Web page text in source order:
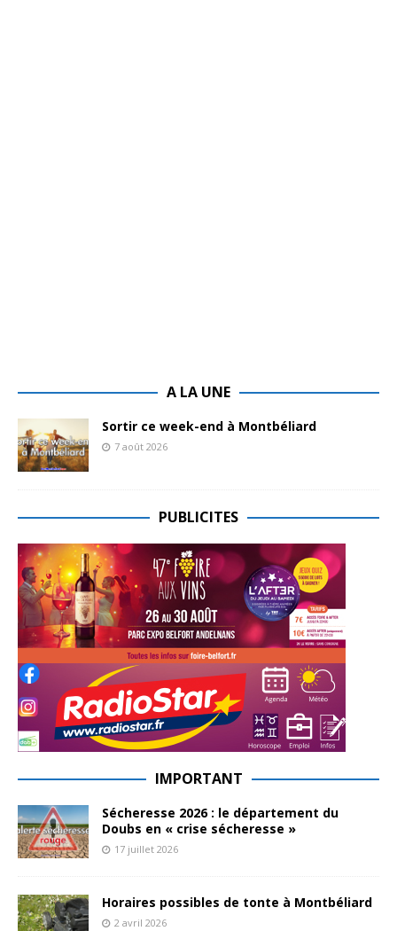
A LA UNE
Sortir ce week-end à Montbéliard
7 août 2026
PUBLICITES
IMPORTANT
Sécheresse 2026 : le département du
Doubs en « crise sécheresse »
17 juillet 2026
Horaires possibles de tonte à Montbéliard
2 avril 2026